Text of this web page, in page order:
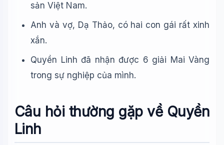
sản Việt Nam.
Anh và vợ, Dạ Thảo, có hai con gái rất xinh
xắn.
Quyền Linh đã nhận được 6 giải Mai Vàng
trong sự nghiệp của mình.
Câu hỏi thường gặp về Quyền
Linh